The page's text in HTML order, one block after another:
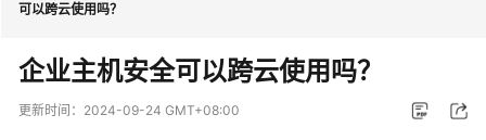
最
新
动
可以跨云使用吗？
企业主机安全可以跨云使用吗？
更新时间： 2024-09-24 GMT+08:00